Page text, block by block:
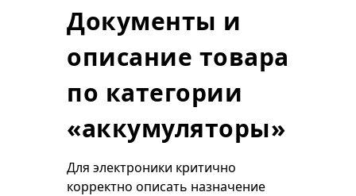
Документы и
описание товара
по категории
«аккумуляторы»
Для электроники критично
корректно описать назначение